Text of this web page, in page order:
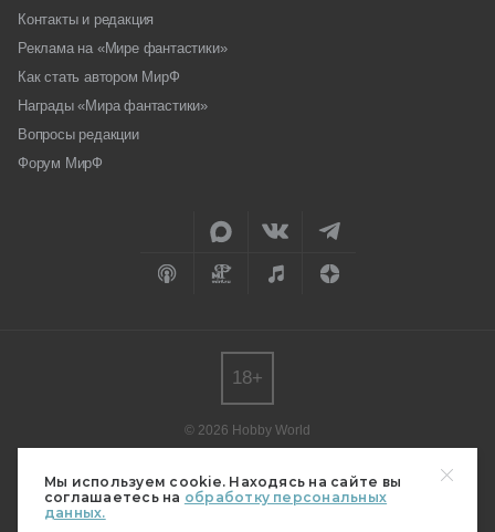
Мы используем cookie. Находясь на сайте вы
соглашаетесь на обработку персональных
данных.
Контакты и редакция
Реклама на «Мире фантастики»
Как стать автором МирФ
Награды «Мира фантастики»
Вопросы редакции
Форум МирФ
© 2026 Hobby World
редакции.
Мнение авторов может не совпадать с мнением редакции.
Свидетельство о регистрации СМИ серия Эл № ФС77-82485
18+